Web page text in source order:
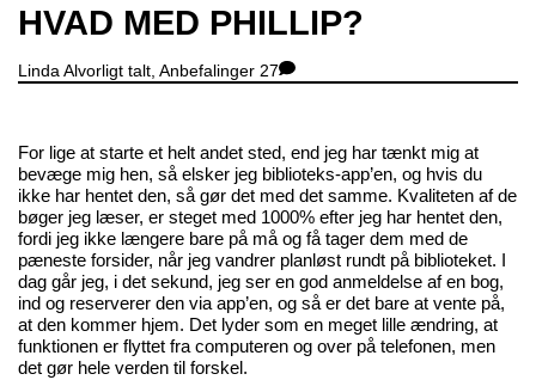
Close
Menu
HVAD MED PHILLIP?
Linda Alvorligt talt, Anbefalinger 27
For lige at starte et helt andet sted, end jeg har tænkt mig at
bevæge mig hen, så elsker jeg biblioteks-app’en, og hvis du
ikke har hentet den, så gør det med det samme. Kvaliteten af de
bøger jeg læser, er steget med 1000% efter jeg har hentet den,
fordi jeg ikke længere bare på må og få tager dem med de
pæneste forsider, når jeg vandrer planløst rundt på biblioteket. I
dag går jeg, i det sekund, jeg ser en god anmeldelse af en bog,
ind og reserverer den via app’en, og så er det bare at vente på,
at den kommer hjem. Det lyder som en meget lille ændring, at
funktionen er flyttet fra computeren og over på telefonen, men
det gør hele verden til forskel.